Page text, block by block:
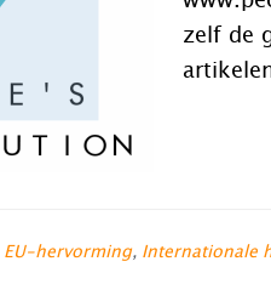
zelf de
EU-hervorming, Internationale